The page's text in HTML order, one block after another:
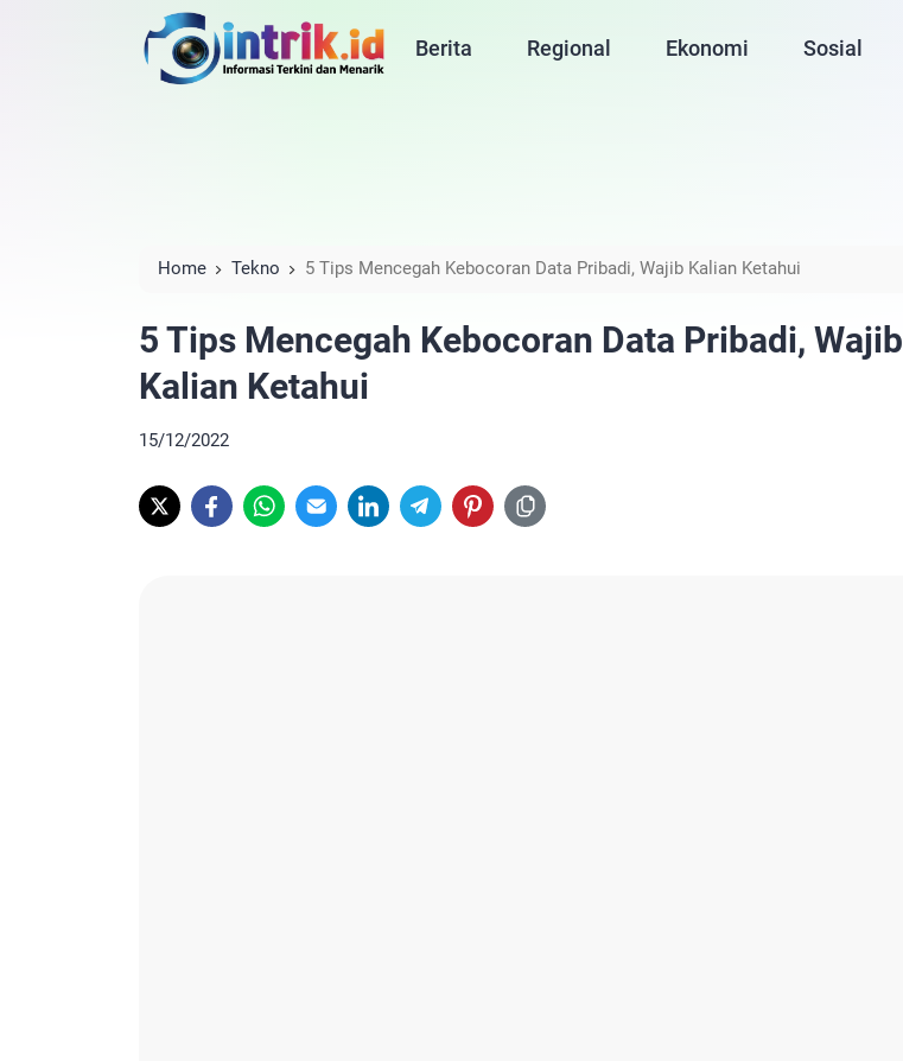
Berita Regional Ekonomi Sosial
Home Tekno 5 Tips Mencegah Kebocoran Data Pribadi, Wajib Kalian Ketahui
5 Tips Mencegah Kebocoran Data Pribadi, Wajib
Kalian Ketahui
15/12/2022